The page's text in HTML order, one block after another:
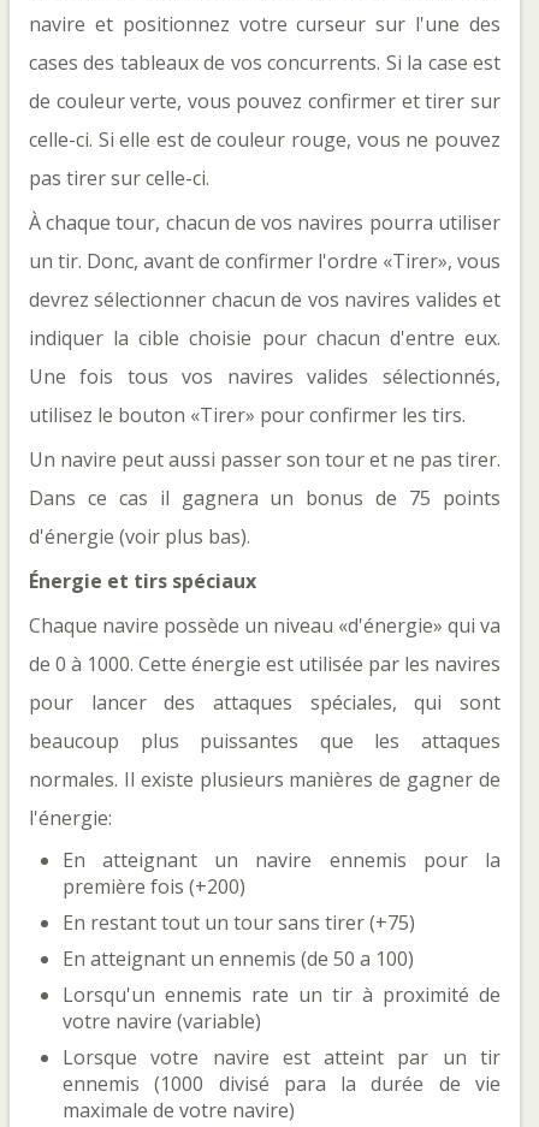
navire et positionnez votre curseur sur l'une des
cases des tableaux de vos concurrents. Si la case est
de couleur verte, vous pouvez confirmer et tirer sur
celle-ci. Si elle est de couleur rouge, vous ne pouvez
pas tirer sur celle-ci.
À chaque tour, chacun de vos navires pourra utiliser
un tir. Donc, avant de confirmer l'ordre «Tirer», vous
devrez sélectionner chacun de vos navires valides et
indiquer la cible choisie pour chacun d'entre eux.
Une fois tous vos navires valides sélectionnés,
utilisez le bouton «Tirer» pour confirmer les tirs.
Un navire peut aussi passer son tour et ne pas tirer.
Dans ce cas il gagnera un bonus de 75 points
d'énergie (voir plus bas).
Énergie et tirs spéciaux
Chaque navire possède un niveau «d'énergie» qui va
de 0 à 1000. Cette énergie est utilisée par les navires
pour lancer des attaques spéciales, qui sont
beaucoup plus puissantes que les attaques
normales. Il existe plusieurs manières de gagner de
l'énergie:
En atteignant un navire ennemis pour la
première fois (+200)
En restant tout un tour sans tirer (+75)
En atteignant un ennemis (de 50 a 100)
Lorsqu'un ennemis rate un tir à proximité de
votre navire (variable)
Lorsque votre navire est atteint par un tir
ennemis (1000 divisé para la durée de vie
maximale de votre navire)